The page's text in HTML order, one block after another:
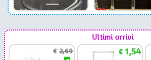
Ultimi arrivi
€2,69 €1,54